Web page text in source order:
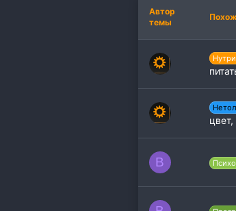
Автор
темы
B